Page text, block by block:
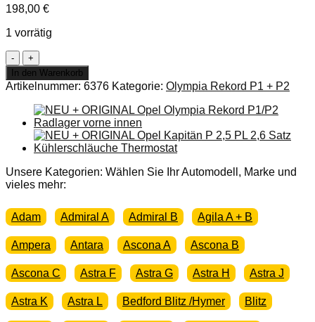
198,00 €
1 vorrätig
NEU
+
ORIGINAL
Opel
Olympia
Rekord
P2
Limousine
Coupe
Zeituhr
Menge
In den Warenkorb
Artikelnummer: 6376 Kategorie: Olympia Rekord P1 + P2
Unsere Kategorien: Wählen Sie Ihr Automodell, Marke und
vieles mehr:
Adam Admiral A Admiral B Agila A + B
Ampera Antara Ascona A Ascona B
Ascona C Astra F Astra G Astra H Astra J
Astra K Astra L Bedford Blitz /Hymer Blitz